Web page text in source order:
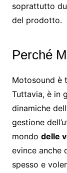
soprattutto
del prodotto.
Perché
Motosound è
Tuttavia, è in
dinamiche
gestione
mondo delle
evince anche
spesso e